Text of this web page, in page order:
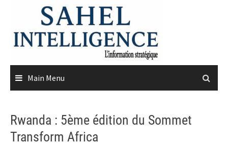
content
Main Menu
Rwanda : 5ème édition du Sommet
Transform Africa